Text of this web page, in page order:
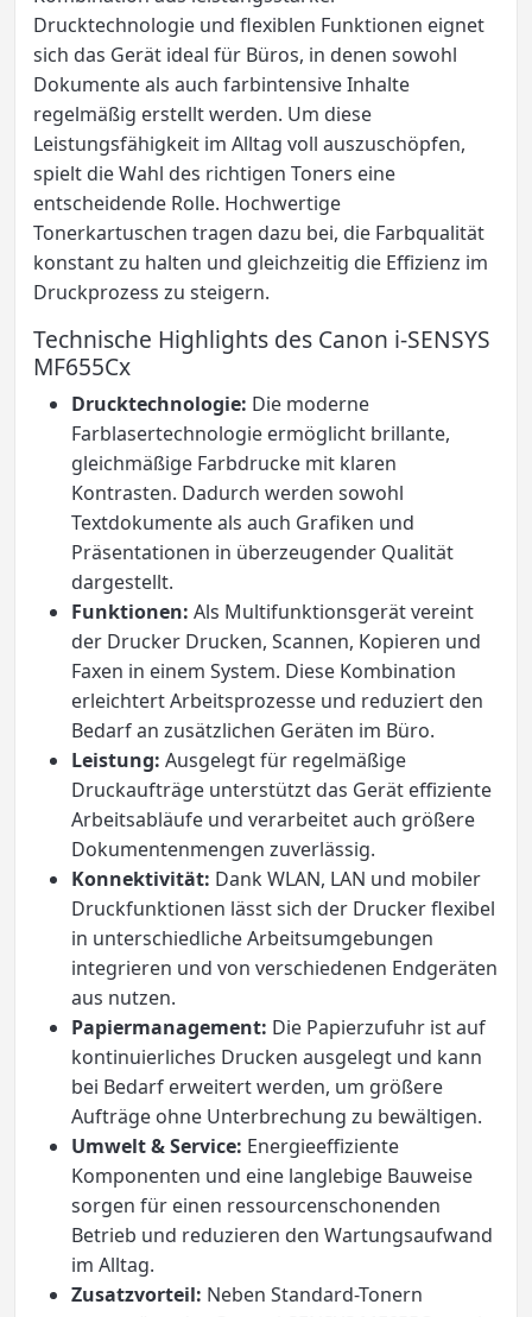
Drucktechnologie und flexiblen Funktionen eignet
sich das Gerät ideal für Büros, in denen sowohl
Dokumente als auch farbintensive Inhalte
regelmäßig erstellt werden. Um diese
Leistungsfähigkeit im Alltag voll auszuschöpfen,
spielt die Wahl des richtigen Toners eine
entscheidende Rolle. Hochwertige
Tonerkartuschen tragen dazu bei, die Farbqualität
konstant zu halten und gleichzeitig die Effizienz im
Druckprozess zu steigern.
Technische Highlights des Canon i-SENSYS
MF655Cx
Drucktechnologie: Die moderne
Farblasertechnologie ermöglicht brillante,
gleichmäßige Farbdrucke mit klaren
Kontrasten. Dadurch werden sowohl
Textdokumente als auch Grafiken und
Präsentationen in überzeugender Qualität
dargestellt.
Funktionen: Als Multifunktionsgerät vereint
der Drucker Drucken, Scannen, Kopieren und
Faxen in einem System. Diese Kombination
erleichtert Arbeitsprozesse und reduziert den
Bedarf an zusätzlichen Geräten im Büro.
Leistung: Ausgelegt für regelmäßige
Druckaufträge unterstützt das Gerät effiziente
Arbeitsabläufe und verarbeitet auch größere
Dokumentenmengen zuverlässig.
Konnektivität: Dank WLAN, LAN und mobiler
Druckfunktionen lässt sich der Drucker flexibel
in unterschiedliche Arbeitsumgebungen
integrieren und von verschiedenen Endgeräten
aus nutzen.
Papiermanagement: Die Papierzufuhr ist auf
kontinuierliches Drucken ausgelegt und kann
bei Bedarf erweitert werden, um größere
Aufträge ohne Unterbrechung zu bewältigen.
Umwelt & Service: Energieeffiziente
Komponenten und eine langlebige Bauweise
sorgen für einen ressourcenschonenden
Betrieb und reduzieren den Wartungsaufwand
im Alltag.
Zusatzvorteil: Neben Standard-Tonern